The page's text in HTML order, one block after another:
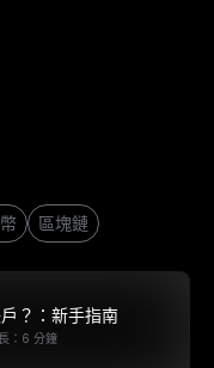
區塊鏈
：6 分鐘
？：新手指南